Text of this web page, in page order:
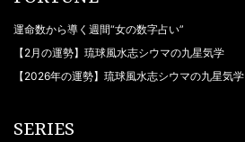
運命数から導く週間“女の数字占い”
【2月の運勢】琉球風水志シウマの九星気学
【2026年の運勢】琉球風水志シウマの九星気学
SERIES